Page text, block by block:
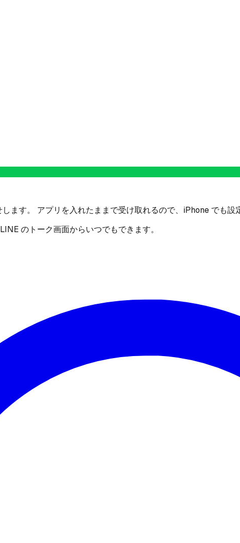
ます。 アプリを入れたままで受け取れるので、iPhone でも設
のトーク画面からいつでもできます。